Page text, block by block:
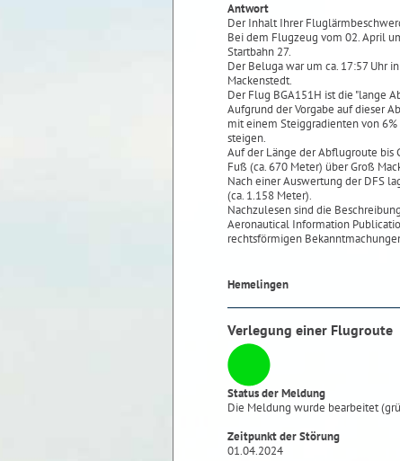
Antwort
Der Inhalt Ihrer
Bei dem Flugzeug vom 02. April
Startbahn 27.
Der Beluga war um ca. 17:57 Uhr
Mackenstedt.
Der Flug BGA151H ist die "lange
Aufgrund der Vorgabe auf dieser
mit einem Steiggradienten von
steigen.
Auf der Länge der Abflugroute bis
Fuß (ca. 670 Meter) über Groß
Nach einer Auswertung der DFS
(ca. 1.158 Meter).
Nachzulesen sind die
Aeronautical Information
rechtsförmigen
Hemelingen
Verlegung einer Flugroute
Status der Meldung
Die Meldung wurde bearbeitet
Zeitpunkt der Störung
01.04.2024